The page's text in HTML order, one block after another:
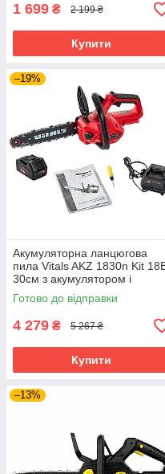
1 699 ₴ 2 199 ₴
Купити
–19%
Акумуляторна ланцюгова
пила Vitals AKZ 1830n Kit
30см з акумулятором і
зарядним бездротова пила
Готово до відправки
4 279 ₴ 5 267 ₴
Купити
–13%